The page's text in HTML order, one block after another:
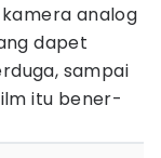
analog
dapet
sampai
itu bener-